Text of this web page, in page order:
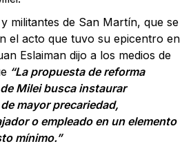
militantes de San Martín, que se
el acto que tuvo su epicentro en
Eslaiman dijo a los medios de
“La propuesta de reforma
Milei busca instaurar
mayor precariedad,
o empleado en un elemento
mínimo.”